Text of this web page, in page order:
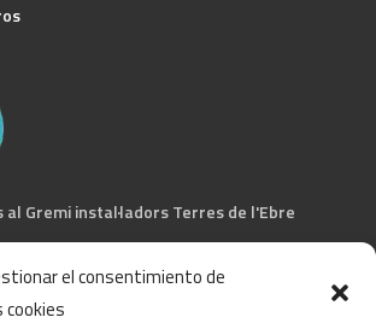
el consentimiento de
cookies
Gremi instal·ladors Terres de l'Ebre
– Tortosa 43500